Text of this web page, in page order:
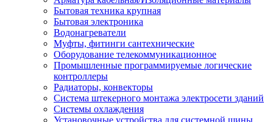
Бытовая техника крупная
Бытовая электроника
Водонагреватели
Муфты, фитинги сантехнические
Оборудование телекоммуникационное
Промышленные программируемые логические
контроллеры
Радиаторы, конвекторы
Система штекерного монтажа электросети зданий
Системы охлаждения
Установочные устройства для системной шины